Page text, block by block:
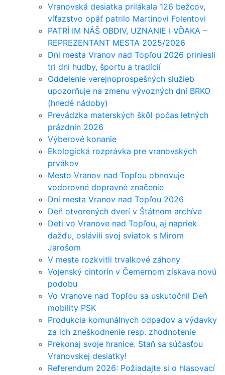
Vranovská desiatka prilákala 126 bežcov,
víťazstvo opäť patrilo Martinovi Folentovi
PATRÍ IM NÁŠ OBDIV, UZNANIE I VĎAKA –
REPREZENTANT MESTA 2025/2026
Dni mesta Vranov nad Topľou 2026 priniesli
tri dni hudby, športu a tradícií
Oddelenie verejnoprospešných služieb
upozorňuje na zmenu vývozných dní BRKO
(hnedé nádoby)
Prevádzka materských škôl počas letných
prázdnin 2026
Výberové konanie
Ekologická rozprávka pre vranovských
prvákov
Mesto Vranov nad Topľou obnovuje
vodorovné dopravné značenie
Dni mesta Vranov nad Topľou 2026
Deň otvorených dverí v Štátnom archíve
Deti vo Vranove nad Topľou, aj napriek
dažďu, oslávili svoj sviatok s Mirom
Jarošom
V meste rozkvitli trvalkové záhony
Vojenský cintorín v Čemernom získava novú
podobu
Vo Vranove nad Topľou sa uskutočnil Deň
mobility PSK
Produkcia komunálnych odpadov a výdavky
za ich zneškodnenie resp. zhodnotenie
Prekonaj svoje hranice. Staň sa súčasťou
Vranovskej desiatky!
Referendum 2026: Požiadajte si o hlasovací